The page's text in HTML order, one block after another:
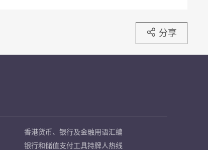
分享
香港货币、银行及金融用语汇编
银行和储值支付工具持牌人热线